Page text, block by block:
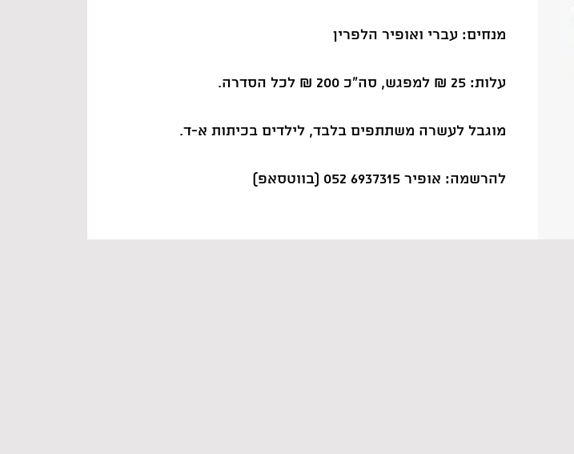
להרשמה: אופיר 6937315 052 (בווטסאפ)